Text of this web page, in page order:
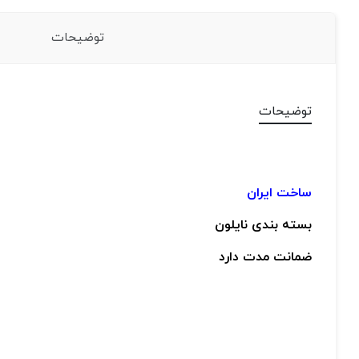
توضیحات
توضیحات
ساخت ایران
بسته بندی نایلون
ضمانت مدت دارد